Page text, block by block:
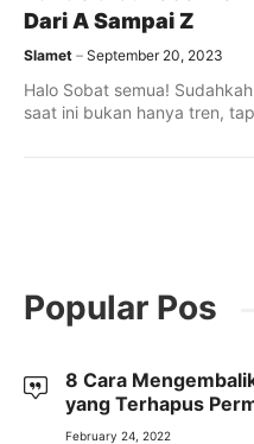
Dari A Sampai Z
Slamet September 20, 2023
Halo Sobat semua!
saat ini bukan hanya tren,
Popular Pos
8 Cara
yang Terhapus
February 24, 2022